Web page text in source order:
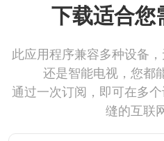
下载适合您
此应用程序兼容多种设备
还是智能电视，您都
通过一次订阅，即可在多
缝的互联